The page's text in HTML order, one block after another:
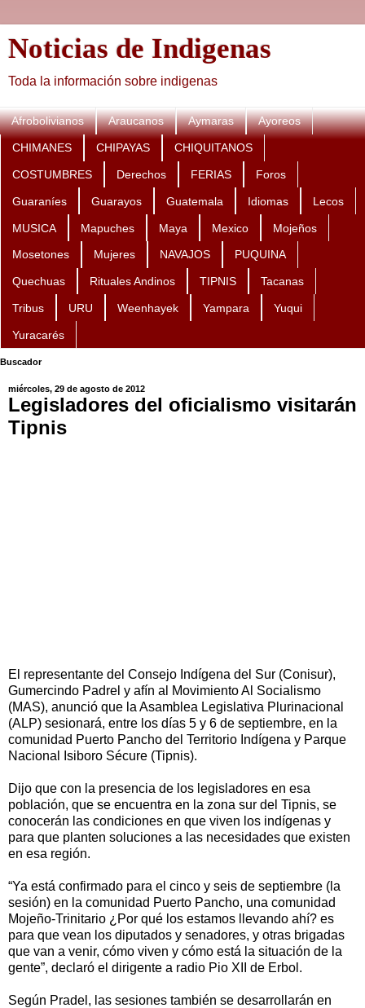
Noticias de Indigenas
Toda la información sobre indigenas
Afrobolivianos Araucanos Aymaras Ayoreos
CHIMANES CHIPAYAS CHIQUITANOS
COSTUMBRES Derechos FERIAS Foros
Guaraníes Guarayos Guatemala Idiomas Lecos
MUSICA Mapuches Maya Mexico Mojeños
Mosetones Mujeres NAVAJOS PUQUINA
Quechuas Rituales Andinos TIPNIS Tacanas
Tribus URU Weenhayek Yampara Yuqui
Yuracarés
Buscador
miércoles, 29 de agosto de 2012
Legisladores del oficialismo visitarán
Tipnis
El representante del Consejo Indígena del Sur (Conisur),
Gumercindo Padrel y afín al Movimiento Al Socialismo
(MAS), anunció que la Asamblea Legislativa Plurinacional
(ALP) sesionará, entre los días 5 y 6 de septiembre, en la
comunidad Puerto Pancho del Territorio Indígena y Parque
Nacional Isiboro Sécure (Tipnis).
Dijo que con la presencia de los legisladores en esa
población, que se encuentra en la zona sur del Tipnis, se
conocerán las condiciones en que viven los indígenas y
para que planten soluciones a las necesidades que existen
en esa región.
“Ya está confirmado para el cinco y seis de septiembre (la
sesión) en la comunidad Puerto Pancho, una comunidad
Mojeño-Trinitario ¿Por qué los estamos llevando ahí? es
para que vean los diputados y senadores, y otras brigadas
que van a venir, cómo viven y cómo está la situación de la
gente”, declaró el dirigente a radio Pio XII de Erbol.
Según Pradel, las sesiones también se desarrollarán en